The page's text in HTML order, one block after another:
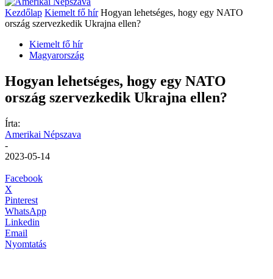
Kezdőlap Kiemelt fő hír Hogyan lehetséges, hogy egy NATO
ország szervezkedik Ukrajna ellen?
Kiemelt fő hír
Magyarország
Hogyan lehetséges, hogy egy NATO
ország szervezkedik Ukrajna ellen?
Írta:
Amerikai Népszava
-
2023-05-14
Facebook
X
Pinterest
WhatsApp
Linkedin
Email
Nyomtatás